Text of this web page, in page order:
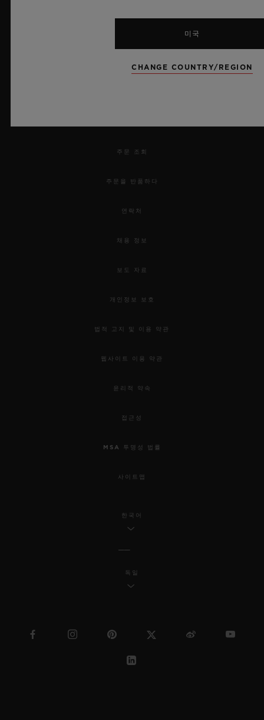
주문 조회
주문을 반품하다
연락처
채용 정보
보도 자료
개인정보 보호
법적 고지 및 이용 약관
웹사이트 이용 약관
윤리적 약속
접근성
MSA 투명성 법률
사이트맵
한국어
독일
미국
CHANGE COUNTRY/REGION